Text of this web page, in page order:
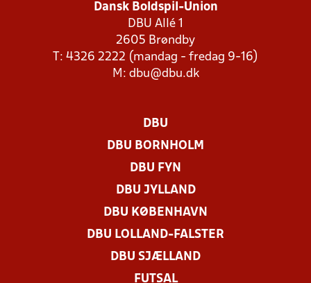
Dansk Boldspil-Union
DBU Allé 1
2605 Brøndby
T: 4326 2222 (mandag - fredag 9-16)
M: dbu@dbu.dk
DBU
DBU BORNHOLM
DBU FYN
DBU JYLLAND
DBU KØBENHAVN
DBU LOLLAND-FALSTER
DBU SJÆLLAND
FUTSAL